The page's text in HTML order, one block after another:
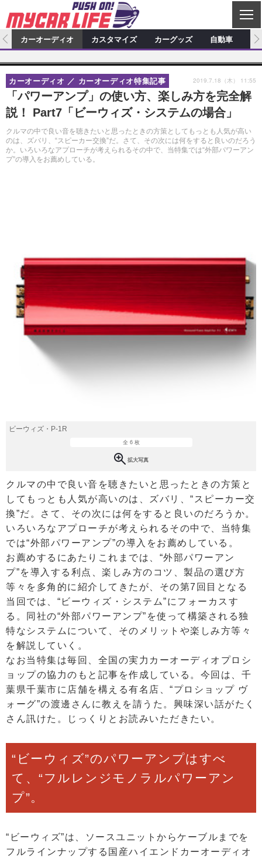
C
L
S
E
カーオーディオ
特集記事 新製品情報
プロショップ検索 ショップ訪問記
カーオーディオニュース デモカー製作記
その他
カスタマイズ
カスタマイズ特集記事 カスタマイズ新製品情報
カスタマイズニュース
カーグッズ
カーグッズ特集記事 カーグッズ新製品情報
カーグッズニュース
自動車
ニュース 試乗記
スクープ
アクセスランキング
カーオーディオ カスタマイズ カーグッズ 自動車
「パワーアンプ」の使い方、楽しみ方を完全解
説！ Part7「ビーウィズ・システムの場合」
クルマの中で良い音を聴きたいと思ったときの方策としてもっとも人気が高い
のは、ズバリ、“スピーカー交換”だ。さて、その次には何をすると良いのだろう
か。いろいろなアプローチが考えられるその中で、当特集では“外部パワーアン
プ”の導入をお薦めしている。
カーオーディオ カーオーディオ特集記事 2019.7.18（木） 11:55
ビーウィズ・P-1R
全 6 枚
拡大写真
クルマの中で良い音を聴きたいと思ったときの方策と
してもっとも人気が高いのは、ズバリ、“スピーカー交
換”だ。さて、その次には何をすると良いのだろうか。
いろいろなアプローチが考えられるその中で、当特集
では“外部パワーアンプ”の導入をお薦めしている。
お薦めするにあたりこれまでは、“外部パワーアン
プ”を導入する利点、楽しみ方のコツ、製品の選び方
等々を多角的に紹介してきたが、その第7回目となる
当回では、“ビーウィズ・システム”にフォーカスす
る。同社の“外部パワーアンプ”を使って構築される独
特なシステムについて、そのメリットや楽しみ方等々
を解説していく。
なお当特集は毎回、全国の実力カーオーディオプロシ
ョップの協力のもと記事を作成している。今回は、千
葉県千葉市に店舗を構える有名店、“プロショップ ヴ
ォーグ”の渡邊さんに教えを請うた。興味深い話がたく
さん訊けた。じっくりとお読みいただきたい。
“ビーウィズ”のパワーアンプはすべ
て、“フルレンジモノラルパワーアン
プ”。
“ビーウィズ”は、ソースユニットからケーブルまでを
フルラインナップする国産ハイエンドカーオーディオ